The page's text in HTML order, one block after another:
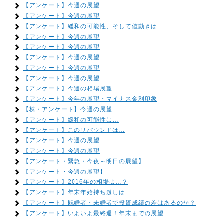
【アンケート】今週の展望
【アンケート】今週の展望
【アンケート】緩和の可能性、そして値動きは…
【アンケート】今週の展望
【アンケート】今週の展望
【アンケート】今週の展望
【アンケート】今週の展望
【アンケート】今週の展望
【アンケート】今週の相場展望
【アンケート】今年の展望・マイナス金利印象
【株・アンケート】今週の展望
【アンケート】緩和の可能性は…
【アンケート】このリバウンドは…
【アンケート】今週の展望
【アンケート】今週の展望
【アンケート・緊急・今夜～明日の展望】
【アンケート・今週の展望】
【アンケート】2016年の相場は…？
【アンケート】年末年始持ち越しは…
【アンケート】既婚者・未婚者で投資成績の差はあるのか？
【アンケート】いよいよ最終週！年末までの展望